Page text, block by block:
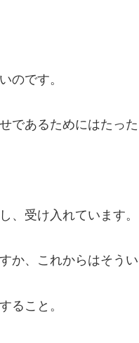
のです。
であるためにはたった
、受け入れています。
か、これからはそう
ること。